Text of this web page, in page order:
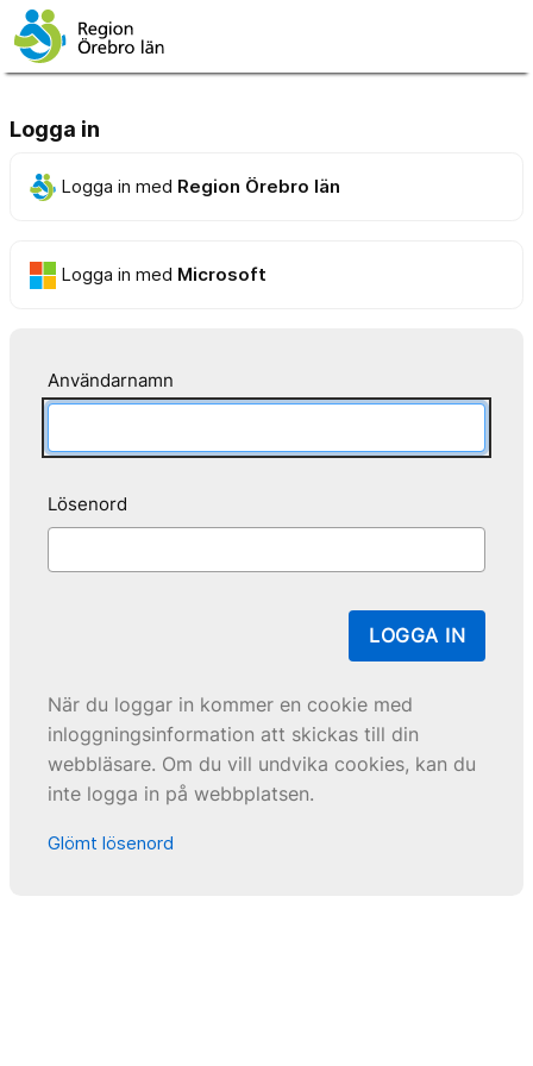
Logga in
Logga in med Region Örebro län
Logga in med Microsoft
Användarnamn
Lösenord
LOGGA IN
När du loggar in kommer en cookie med
inloggningsinformation att skickas till din
webbläsare. Om du vill undvika cookies, kan du
inte logga in på webbplatsen.
Glömt lösenord